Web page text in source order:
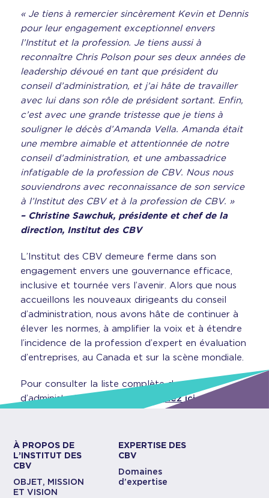
« Je tiens à remercier sincèrement Kevin et Dennis
pour leur engagement exceptionnel envers
l’Institut et la profession. Je tiens aussi à
reconnaître Chris Polson pour ses deux années de
leadership dévoué en tant que président du
conseil d’administration, et j’ai hâte de travailler
avec lui dans son rôle de président sortant. Enfin,
c’est avec une grande tristesse que je tiens à
souligner le décès d’Amanda Vella. Amanda était
une membre aimable et attentionnée de notre
conseil d’administration, et une ambassadrice
infatigable de la profession de CBV. Nous nous
souviendrons avec reconnaissance de son service
à l’Institut des CBV et à la profession de CBV. »
– Christine Sawchuk, présidente et chef de la
direction, Institut des CBV
L’Institut des CBV demeure ferme dans son
engagement envers une gouvernance efficace,
inclusive et tournée vers l’avenir. Alors que nous
accueillons les nouveaux dirigeants du conseil
d’administration, nous avons hâte de continuer à
élever les normes, à amplifier la voix et à étendre
l’incidence de la profession d’expert en évaluation
d’entreprises, au Canada et sur la scène mondiale.
Pour consulter la liste complète du conseil
d’administration 2026-2027,
cliquez ici.
À PROPOS DE
L’INSTITUT DES
CBV
OBJET, MISSION
ET VISION
EXPERTISE DES
CBV
Domaines
d’expertise